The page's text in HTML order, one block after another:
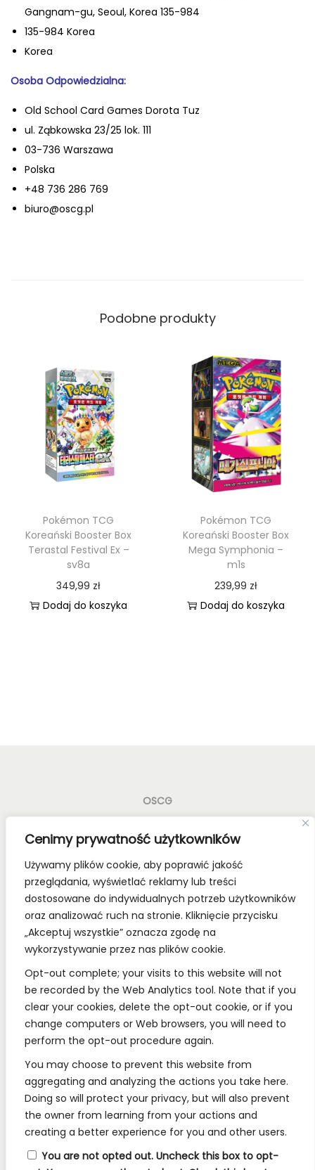
Cenimy prywatność użytkowników
Używamy plików cookie, aby poprawić jakość
przeglądania, wyświetlać reklamy lub treści
dostosowane do indywidualnych potrzeb użytkowników
oraz analizować ruch na stronie. Kliknięcie przycisku
„Akceptuj wszystkie” oznacza zgodę na
wykorzystywanie przez nas plików cookie.
Opt-out complete; your visits to this website will not
be recorded by the Web Analytics tool. Note that if you
clear your cookies, delete the opt-out cookie, or if you
change computers or Web browsers, you will need to
perform the opt-out procedure again.
You may choose to prevent this website from
aggregating and analyzing the actions you take here.
Doing so will protect your privacy, but will also prevent
the owner from learning from your actions and
creating a better experience for you and other users.
You are not opted out. Uncheck this box to opt-
Gangnam-gu, Seoul, Korea 135-984
135-984 Korea
Korea
Osoba Odpowiedzialna:
Old School Card Games Dorota Tuz
ul. Ząbkowska 23/25 lok. 111
03-736 Warszawa
Polska
+48 736 286 769
biuro@oscg.pl
Podobne produkty
Pokémon TCG
Koreański Booster Box
Terastal Festival Ex –
sv8a
349,99 zł
Dodaj do koszyka
Pokémon TCG
Koreański Booster Box
Mega Symphonia –
m1s
239,99 zł
Dodaj do koszyka
OSCG
styl życia!
Bądź z nami na bieżąco, dołącz do naszych mediów
społecznościowych.
REGULAMINY:
Regulamin
RODO
Regulamin Konkursów
INFORMACJE:
Wysyłka i Dostawa